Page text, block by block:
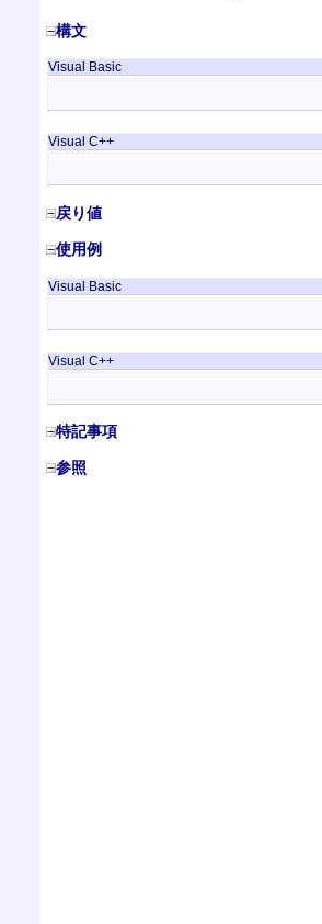
構文
Visual Basic
Visual C++
戻り値
使用例
Visual Basic
Visual C++
特記事項
参照